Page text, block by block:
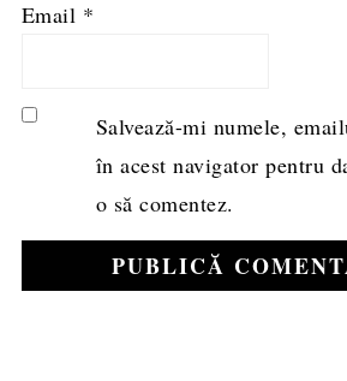
Email *
Salvează-mi numele,
în acest navigator pentru
o să comentez.